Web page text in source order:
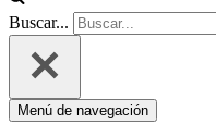
Buscar...
Menú de navegación